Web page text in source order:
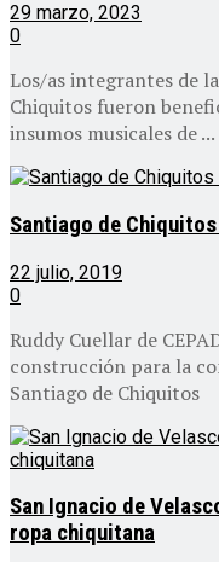
29 marzo, 2023
0
Los/as integrantes de
Chiquitos fueron
insumos musicales de ...
Santiago de
22 julio, 2019
0
Ruddy Cuellar de
construcción para la
Santiago de Chiquitos
San Ignacio de
ropa chiquitana